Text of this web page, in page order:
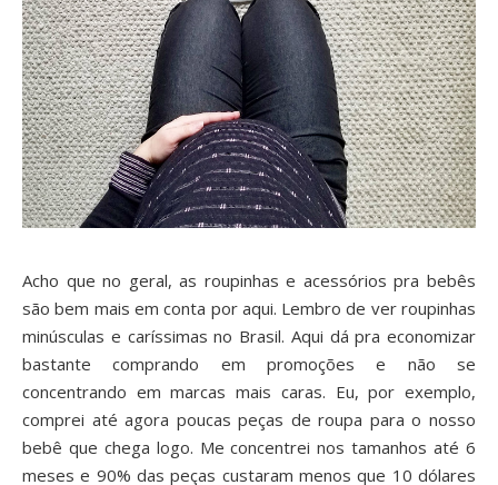
Acho que no geral, as roupinhas e acessórios pra bebês
são bem mais em conta por aqui. Lembro de ver roupinhas
minúsculas e caríssimas no Brasil. Aqui dá pra economizar
bastante comprando em promoções e não se
concentrando em marcas mais caras. Eu, por exemplo,
comprei até agora poucas peças de roupa para o nosso
bebê que chega logo. Me concentrei nos tamanhos até 6
meses e 90% das peças custaram menos que 10 dólares